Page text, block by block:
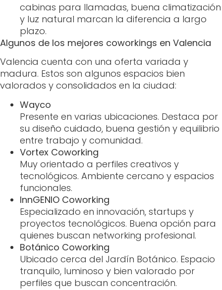
cabinas para llamadas, buena climatización
y luz natural marcan la diferencia a largo
plazo.
Algunos de los mejores coworkings en Valencia
Valencia cuenta con una oferta variada y
madura. Estos son algunos espacios bien
valorados y consolidados en la ciudad:
Wayco
Presente en varias ubicaciones. Destaca por
su diseño cuidado, buena gestión y equilibrio
entre trabajo y comunidad.
Vortex Coworking
Muy orientado a perfiles creativos y
tecnológicos. Ambiente cercano y espacios
funcionales.
InnGENIO Coworking
Especializado en innovación, startups y
proyectos tecnológicos. Buena opción para
quienes buscan networking profesional.
Botánico Coworking
Ubicado cerca del Jardín Botánico. Espacio
tranquilo, luminoso y bien valorado por
perfiles que buscan concentración.